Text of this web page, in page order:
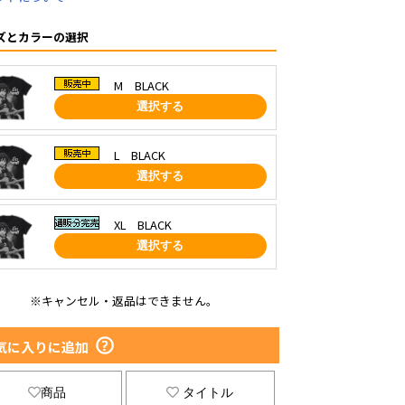
とカラーの選択
M BLACK
選択する
L BLACK
選択する
XL BLACK
選択する
※キャンセル・返品はできません。
に入りに追加
商品 タイトル